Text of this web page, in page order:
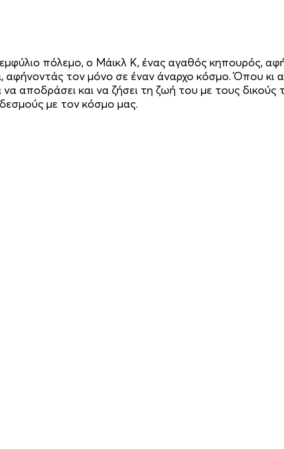
πόλεμο, ο Μάικλ Κ, ένας αγαθός κηπουρός,
αφήνοντάς τον μόνο σε έναν άναρχο κόσμο. Όπου κι
αποδράσει και να ζήσει τη ζωή του με τους
με τον κόσμο μας.